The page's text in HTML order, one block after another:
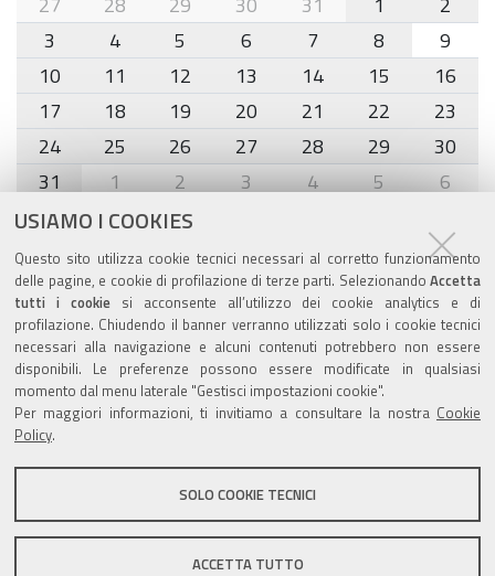
USIAMO I COOKIES
Questo sito utilizza cookie tecnici necessari al corretto funzionamento
delle pagine, e cookie di profilazione di terze parti. Selezionando Accetta
tutti i cookiesi acconsente all’utilizzo dei cookie analytics e di
profilazione. Chiudendo il banner verranno utilizzati solo i cookie tecnici
necessari alla navigazione e alcuni contenuti potrebbero non essere
disponibili. Le preferenze possono essere modificate in qualsiasi
momento dal menu laterale "Gestisci impostazioni cookie".
Per maggiori informazioni, ti invitiamo a consultare la nostra Cookie
Policy.
SOLO COOKIE TECNICI
ACCETTA TUTTO
8 3
4 5 6 7 8
9
10
11 12 13 14 15
16
17
18 19 20 21 22
23
24
25 26 27 28 29
30
31
1 2 3 4 5 6
Agenda eventi
torna alla sezione
Valuta questo sito
Sito istituzionale Comune di Zola Predosa